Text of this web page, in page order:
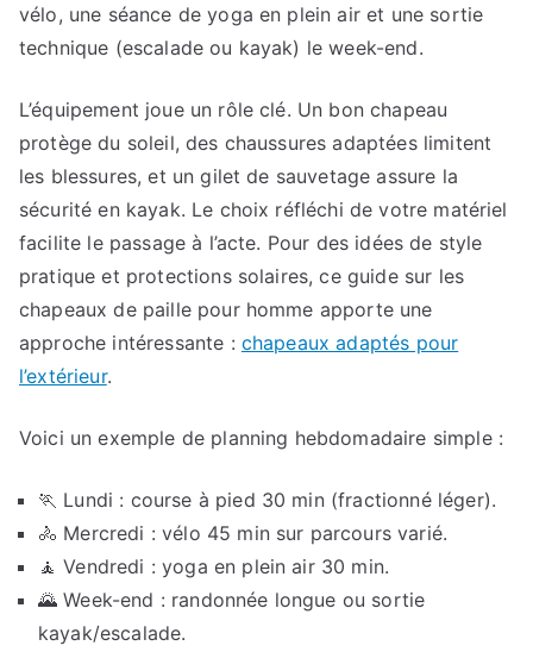
vélo, une séance de yoga en plein air et une sortie
technique (escalade ou kayak) le week-end.
L’équipement joue un rôle clé. Un bon chapeau
protège du soleil, des chaussures adaptées limitent
les blessures, et un gilet de sauvetage assure la
sécurité en kayak. Le choix réfléchi de votre matériel
facilite le passage à l’acte. Pour des idées de style
pratique et protections solaires, ce guide sur les
chapeaux de paille pour homme apporte une
approche intéressante : chapeaux adaptés pour
l’extérieur.
Voici un exemple de planning hebdomadaire simple :
🏃 Lundi : course à pied 30 min (fractionné léger).
🚴 Mercredi : vélo 45 min sur parcours varié.
🧘 Vendredi : yoga en plein air 30 min.
🌄 Week-end : randonnée longue ou sortie
kayak/escalade.